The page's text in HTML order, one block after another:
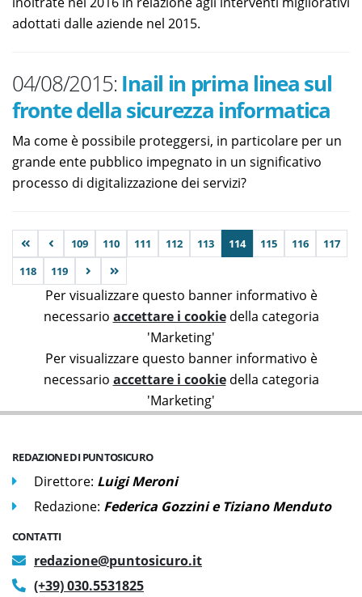
adottati dalle aziende nel 2015.
04/08/2015: Inail in prima linea sul
fronte della sicurezza informatica
Ma come è possibile proteggersi, in particolare per un
grande ente pubblico impegnato in un significativo
processo di digitalizzazione dei servizi?
109 110 111 112 113 114 115 116
117
118
119
Per visualizzare questo banner informativo è
necessario accettare i cookiedella categoria
'Marketing'
Per visualizzare questo banner informativo è
necessario accettare i cookiedella categoria
'Marketing'
REDAZIONE DI PUNTOSICURO
Direttore: Luigi Meroni
Redazione: Federica Gozzini e Tiziano Menduto
CONTATTI
redazione@puntosicuro.it
(+39) 030.5531825